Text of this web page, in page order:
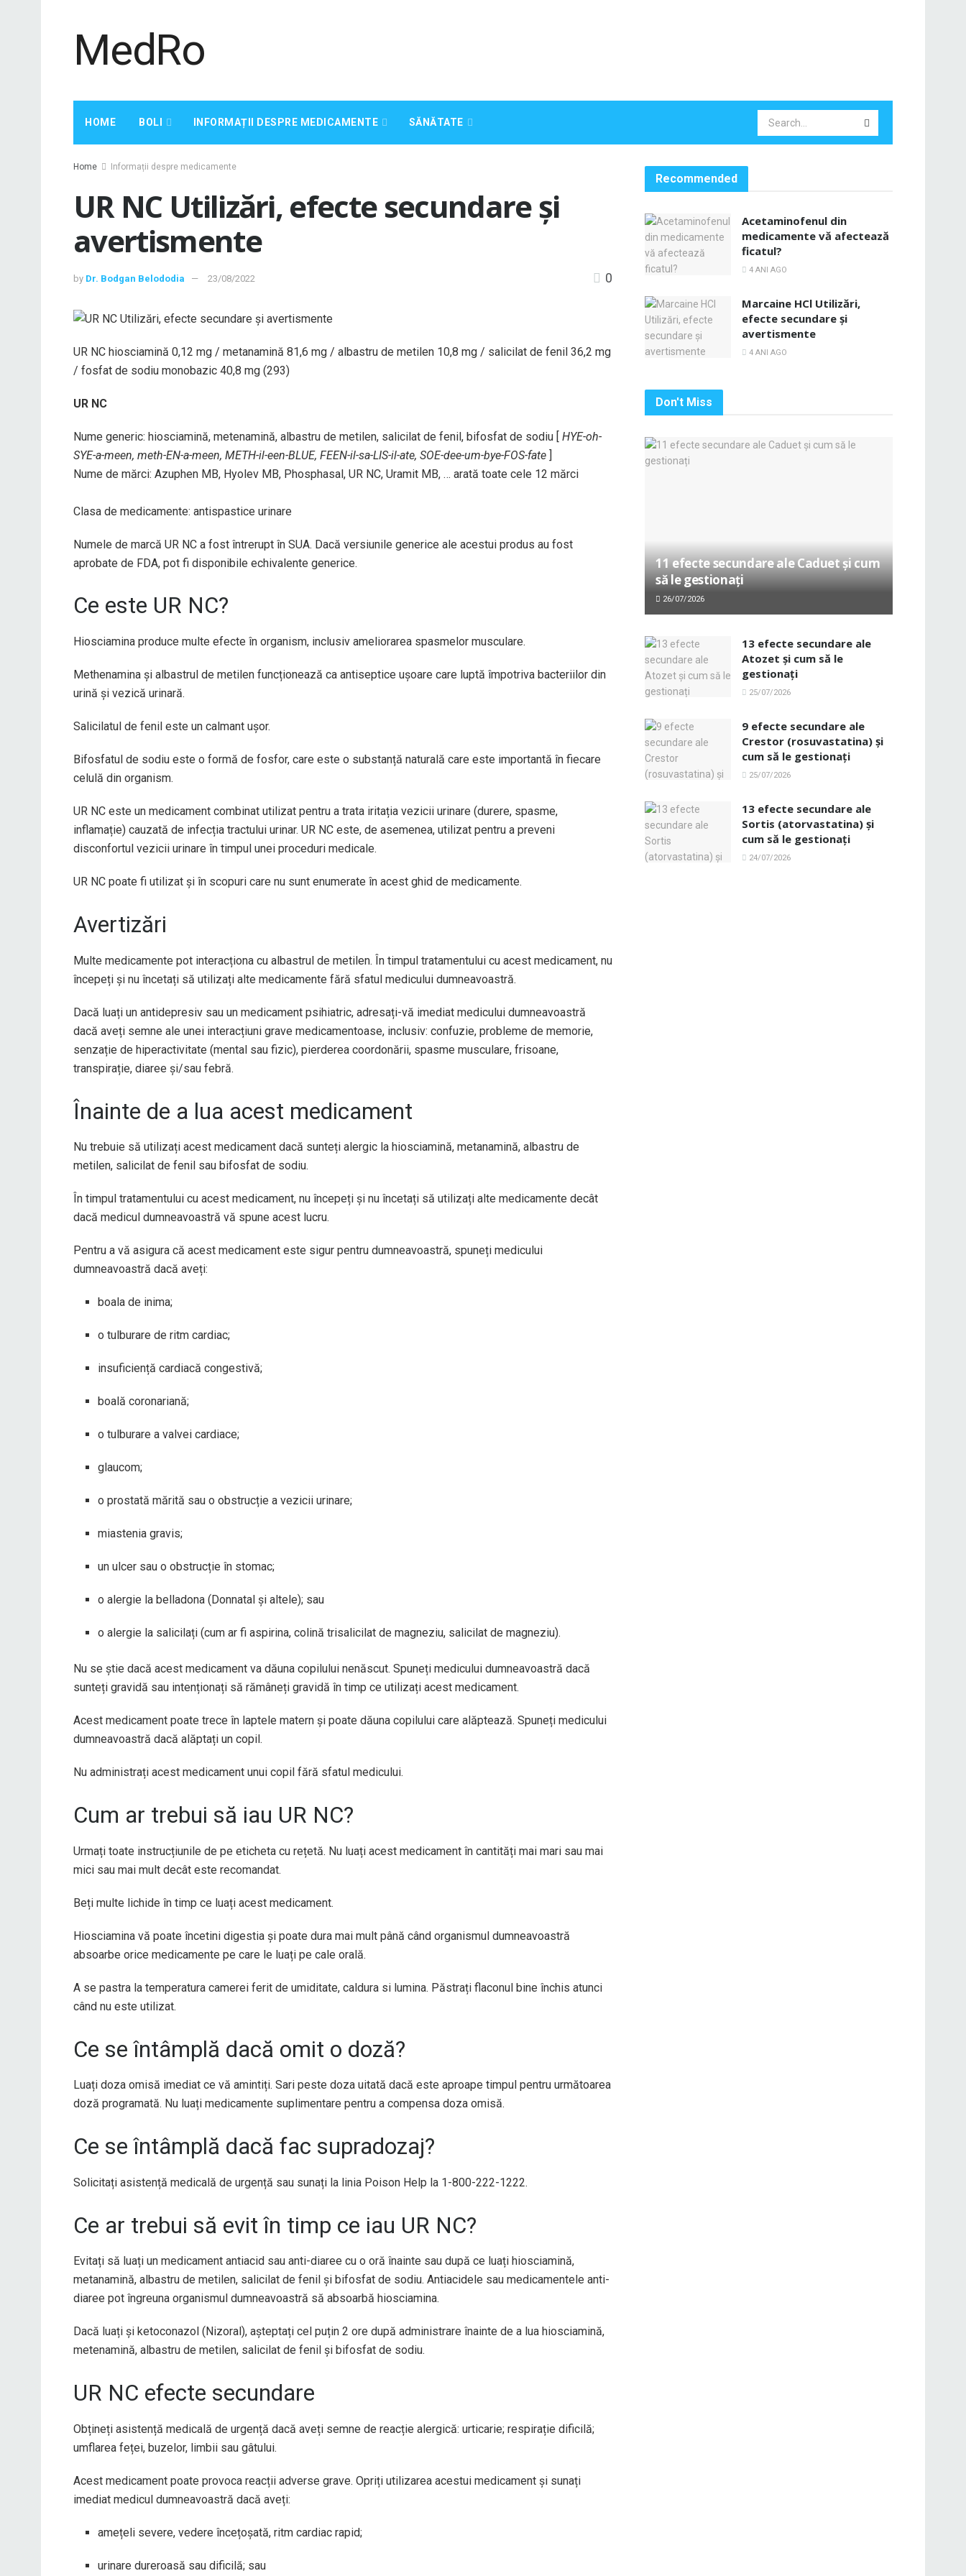
MedRo
HOME BOLI INFORMAȚII DESPRE MEDICAMENTE SĂNĂTATE
Home Informații despre medicamente
UR NC Utilizări, efecte secundare și
avertismente
by Dr. Bodgan Belododia 23/08/2022 0
UR NC hiosciamină 0,12 mg / metanamină 81,6 mg / albastru de metilen 10,8 mg / salicilat de fenil 36,2 mg
/ fosfat de sodiu monobazic 40,8 mg (293)
UR NC
Nume generic: hiosciamină, metenamină, albastru de metilen, salicilat de fenil, bifosfat de sodiu [ HYE-oh-
SYE-a-meen, meth-EN-a-meen, METH-il-een-BLUE, FEEN-il-sa-LIS-il-ate, SOE-dee-um-bye-FOS-fate ]
Nume de mărci: Azuphen MB, Hyolev MB, Phosphasal, UR NC, Uramit MB, … arată toate cele 12 mărci
Clasa de medicamente: antispastice urinare
Numele de marcă UR NC a fost întrerupt în SUA. Dacă versiunile generice ale acestui produs au fost
aprobate de FDA, pot fi disponibile echivalente generice.
Ce este UR NC?
Hiosciamina produce multe efecte în organism, inclusiv ameliorarea spasmelor musculare.
Methenamina și albastrul de metilen funcționează ca antiseptice ușoare care luptă împotriva bacteriilor din
urină și vezică urinară.
Salicilatul de fenil este un calmant ușor.
Bifosfatul de sodiu este o formă de fosfor, care este o substanță naturală care este importantă în fiecare
celulă din organism.
UR NC este un medicament combinat utilizat pentru a trata iritația vezicii urinare (durere, spasme,
inflamație) cauzată de infecția tractului urinar. UR NC este, de asemenea, utilizat pentru a preveni
disconfortul vezicii urinare în timpul unei proceduri medicale.
UR NC poate fi utilizat și în scopuri care nu sunt enumerate în acest ghid de medicamente.
Avertizări
Multe medicamente pot interacționa cu albastrul de metilen. În timpul tratamentului cu acest medicament, nu
începeți și nu încetați să utilizați alte medicamente fără sfatul medicului dumneavoastră.
Dacă luați un antidepresiv sau un medicament psihiatric, adresați-vă imediat medicului dumneavoastră
dacă aveți semne ale unei interacțiuni grave medicamentoase, inclusiv: confuzie, probleme de memorie,
senzație de hiperactivitate (mental sau fizic), pierderea coordonării, spasme musculare, frisoane,
transpirație, diaree și/sau febră.
Înainte de a lua acest medicament
Nu trebuie să utilizați acest medicament dacă sunteți alergic la hiosciamină, metanamină, albastru de
metilen, salicilat de fenil sau bifosfat de sodiu.
În timpul tratamentului cu acest medicament, nu începeți și nu încetați să utilizați alte medicamente decât
dacă medicul dumneavoastră vă spune acest lucru.
Pentru a vă asigura că acest medicament este sigur pentru dumneavoastră, spuneți medicului
dumneavoastră dacă aveți:
boala de inima;
o tulburare de ritm cardiac;
insuficiență cardiacă congestivă;
boală coronariană;
o tulburare a valvei cardiace;
glaucom;
o prostată mărită sau o obstrucție a vezicii urinare;
miastenia gravis;
un ulcer sau o obstrucție în stomac;
o alergie la belladona (Donnatal și altele); sau
o alergie la salicilați (cum ar fi aspirina, colină trisalicilat de magneziu, salicilat de magneziu).
Nu se știe dacă acest medicament va dăuna copilului nenăscut. Spuneți medicului dumneavoastră dacă
sunteți gravidă sau intenționați să rămâneți gravidă în timp ce utilizați acest medicament.
Acest medicament poate trece în laptele matern și poate dăuna copilului care alăptează. Spuneți medicului
dumneavoastră dacă alăptați un copil.
Nu administrați acest medicament unui copil fără sfatul medicului.
Cum ar trebui să iau UR NC?
Urmați toate instrucțiunile de pe eticheta cu rețetă. Nu luați acest medicament în cantități mai mari sau mai
mici sau mai mult decât este recomandat.
Beți multe lichide în timp ce luați acest medicament.
Hiosciamina vă poate încetini digestia și poate dura mai mult până când organismul dumneavoastră
absoarbe orice medicamente pe care le luați pe cale orală.
A se pastra la temperatura camerei ferit de umiditate, caldura si lumina. Păstrați flaconul bine închis atunci
când nu este utilizat.
Ce se întâmplă dacă omit o doză?
Luați doza omisă imediat ce vă amintiți. Sari peste doza uitată dacă este aproape timpul pentru următoarea
doză programată. Nu luați medicamente suplimentare pentru a compensa doza omisă.
Ce se întâmplă dacă fac supradozaj?
Solicitați asistență medicală de urgență sau sunați la linia Poison Help la 1-800-222-1222.
Ce ar trebui să evit în timp ce iau UR NC?
Evitați să luați un medicament antiacid sau anti-diaree cu o oră înainte sau după ce luați hiosciamină,
metanamină, albastru de metilen, salicilat de fenil și bifosfat de sodiu. Antiacidele sau medicamentele anti-
diaree pot îngreuna organismul dumneavoastră să absoarbă hiosciamina.
Dacă luați și ketoconazol (Nizoral), așteptați cel puțin 2 ore după administrare înainte de a lua hiosciamină,
metenamină, albastru de metilen, salicilat de fenil și bifosfat de sodiu.
UR NC efecte secundare
Obțineți asistență medicală de urgență dacă aveți semne de reacție alergică: urticarie; respirație dificilă;
umflarea feței, buzelor, limbii sau gâtului.
Acest medicament poate provoca reacții adverse grave. Opriți utilizarea acestui medicament și sunați
imediat medicul dumneavoastră dacă aveți:
amețeli severe, vedere încețoșată, ritm cardiac rapid;
urinare dureroasă sau dificilă; sau
Recommended
Acetaminofenul din
medicamente vă afectează
ficatul?
4 ANI AGO
Marcaine HCl Utilizări,
efecte secundare și
avertismente
4 ANI AGO
Don't Miss
11 efecte secundare ale Caduet și cum
să le gestionați
26/07/2026
13 efecte secundare ale
Atozet și cum să le
gestionați
25/07/2026
9 efecte secundare ale
Crestor (rosuvastatina) și
cum să le gestionați
25/07/2026
13 efecte secundare ale
Sortis (atorvastatina) și
cum să le gestionați
24/07/2026